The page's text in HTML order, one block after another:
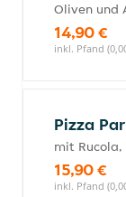
Oliven und
14,90 €
inkl. Pfand
Pizza
mit Rucola,
15,90 €
inkl. Pfand